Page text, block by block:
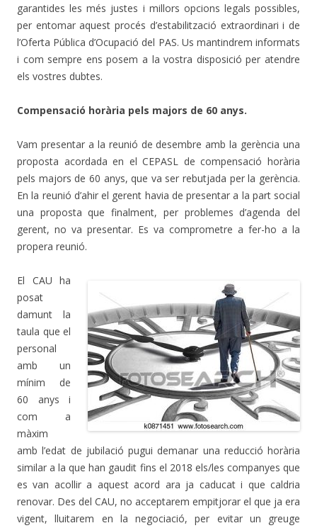
garantides les més justes i millors opcions legals possibles,
per entomar aquest procés d’estabilització extraordinari i de
l’Oferta Pública d’Ocupació del PAS. Us mantindrem informats
i com sempre ens posem a la vostra disposició per atendre
els vostres dubtes.
Compensació horària pels majors de 60 anys.
Vam presentar a la reunió de desembre amb la gerència una
proposta acordada en el CEPASL de compensació horària
pels majors de 60 anys, que va ser rebutjada per la gerència.
En la reunió d’ahir el gerent havia de presentar a la part social
una proposta que finalment, per problemes d’agenda del
gerent, no va presentar. Es va comprometre a fer-ho a la
propera reunió.
El CAU ha
posat
damunt la
taula que el
personal
amb un
mínim de
60 anys i
com a
màxim
amb l’edat de jubilació pugui demanar una reducció horària
similar a la que han gaudit fins el 2018 els/les companyes que
es van acollir a aquest acord ara ja caducat i que caldria
renovar. Des del CAU, no acceptarem empitjorar el que ja era
vigent, lluitarem en la negociació, per evitar un greuge